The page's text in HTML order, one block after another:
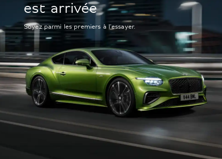
est arrivée
Soyez parmi les premiers à l'essayer.